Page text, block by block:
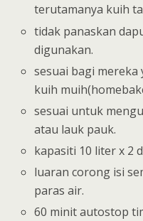
terutamanya kuih
tidak panaskan
digunakan.
sesuai bagi
kuih
sesuai untuk
atau lauk pauk.
kapasiti 10 liter x 2
luaran corong isi
paras air.
60 minit autostop